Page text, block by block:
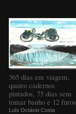
365 dias em viagem,
quatro cadernos
pintados, 75 dias sem
tomar banho e 12 furos
Luís Octávio Costa